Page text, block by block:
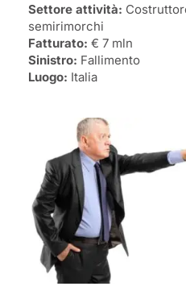
Settore attività:
semirimorchi
Fatturato: € 7 mln
Sinistro: Fallimento
Luogo: Italia